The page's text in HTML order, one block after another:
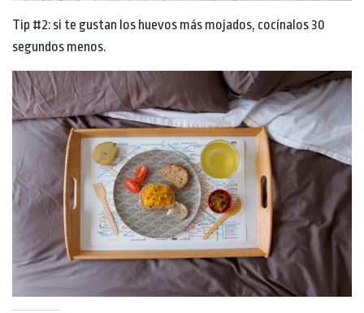
Tip #2: si te gustan los huevos más mojados, cocínalos 30
segundos menos.